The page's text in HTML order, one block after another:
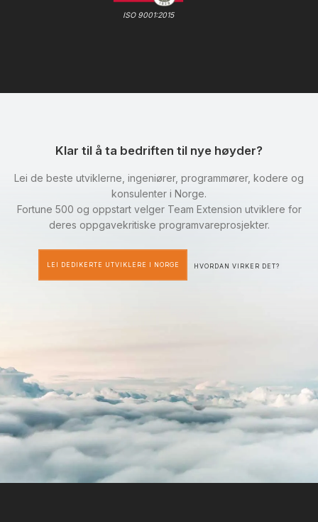
ISO 9001:2015
Klar til å ta bedriften til nye høyder?
Lei de beste utviklerne, ingeniører, programmører, kodere og
konsulenter i Norge.
Fortune 500 og oppstart velger Team Extension utviklere for
deres oppgavekritiske programvareprosjekter.
LEI DEDIKERTE UTVIKLERE I NORGE HVORDAN VIRKER DET?